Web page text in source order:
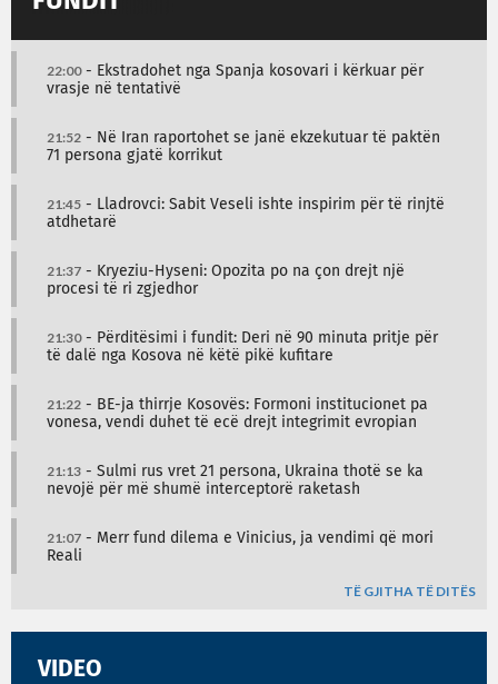
22:00- Ekstradohet nga Spanja kosovari i kërkuar për
vrasje në tentativë
21:52 - Në Iran raportohet se janë ekzekutuar të paktën
71 persona gjatë korrikut
21:45 - Lladrovci: Sabit Veseli ishte inspirim për të rinjtë
atdhetarë
21:37 - Kryeziu-Hyseni: Opozita po na çon drejt një
procesi të ri zgjedhor
21:30- Përditësimi i fundit: Deri në 90 minuta pritje për
të dalë nga Kosova në këtë pikë kufitare
21:22 - BE-ja thirrje Kosovës: Formoni institucionet pa
vonesa, vendi duhet të ecë drejt integrimit evropian
21:13 - Sulmi rus vret 21 persona, Ukraina thotë se ka
nevojë për më shumë interceptorë raketash
21:07 - Merr fund dilema e Vinicius, ja vendimi që mori
Reali
TË GJITHA TË DITËS
VIDEO